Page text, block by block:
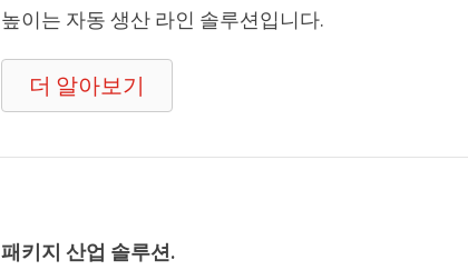
높이는 자동 생산 라인 솔루션입니다.
더 알아보기
패키지 산업 솔루션.